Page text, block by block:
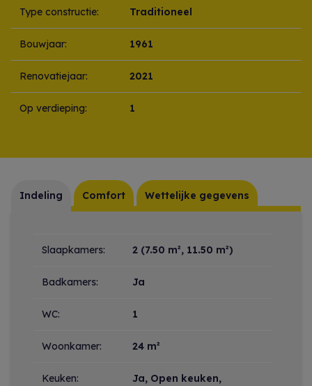
Type constructie: Traditioneel
Bouwjaar: 1961
Renovatiejaar: 2021
Op verdieping: 1
Indeling Comfort Wettelijke gegevens
Indeling
Slaapkamers: 2 (7.50 m², 11.50 m²)
Badkamers: Ja
WC: 1
Woonkamer: 24 m²
Keuken: Ja, Open keuken,